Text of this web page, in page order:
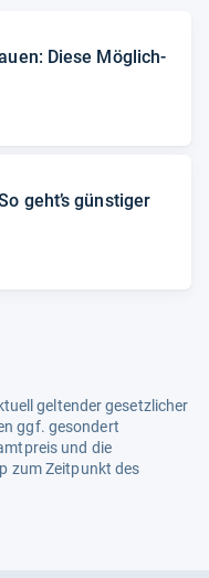
Diese Mög­lich­
geht’s güns­ti­ger
geltender gesetzlicher
ggf. gesondert
und die
zum Zeitpunkt des